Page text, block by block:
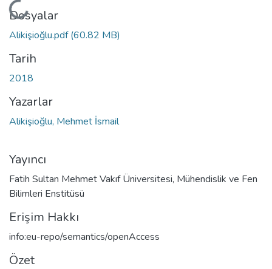
Yükleniyor...
Dosyalar
Alikişioğlu.pdf(60.82 MB)
Tarih
2018
Yazarlar
Alikişioğlu, Mehmet İsmail
Yayıncı
Fatih Sultan Mehmet Vakıf Üniversitesi, Mühendislik ve Fen
Bilimleri Enstitüsü
Erişim Hakkı
info:eu-repo/semantics/openAccess
Özet